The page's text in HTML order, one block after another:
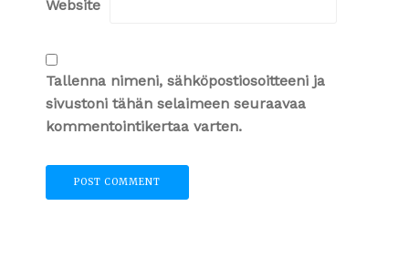
Website
Tallenna nimeni, sähköpostiosoitteeni ja
sivustoni tähän selaimeen seuraavaa
kommentointikertaa varten.